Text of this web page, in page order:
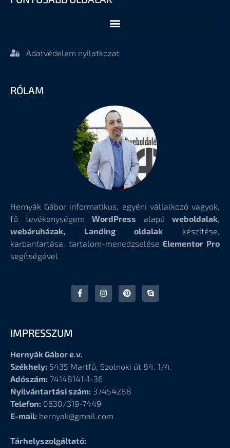
Adatvédelem nyilatkozat
RÓLAM
Hernyák Gábor informatikus, egyéni vállalkozó vagyok,
fő tevékenységem WordPress alapú weboldalak
webáruházak, Landing oldalak készítése,
karbantartása, tartalom-menedzselése Elementor Pro
segítségével
IMPRESSZUM
Hernyák Gábor e.v.
Székhely: 5435 Martfű, Szolnoki út 84. 1/4.
Adószám: 74148141-1-36
Nyilvántartási szám: 37454288
Telefon: 0630/319-7449
E-mail: hernyak@gmail.com
Tárhelyszolgáltató: